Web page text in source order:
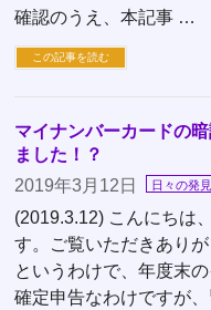
確認のうえ、本記事 …
この記事を読む
マイナンバーカードの
ました！？
2019年3月12日
日々の発見
(2019.3.12) こんにちは
す。ご覧いただきありが
というわけで、年度末
確定申告なわけですが